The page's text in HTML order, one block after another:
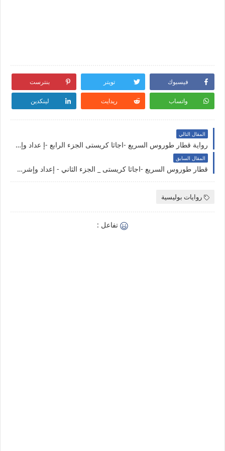
فيسبوك تويتر بنترست
واتساب ريدايت لينكدين
المقال التالي
رواية قطار طوروس السريع -اجاثا كريستى الجزء الرابع -إ عداد وإشراف -رجاء حمدان
المقال السابق
قطار طوروس السريع -اجاثا كريستى _ الجزء الثاني - إعداد وإشراف رجاء حمدان
روايات بوليسية
تفاعل :